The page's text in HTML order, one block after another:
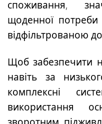
споживання,
щоденної
відфільтрованою
Щоб забезпечити
навіть за
комплексні
використання